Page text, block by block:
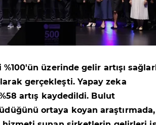
üzerinde gelir artışı
gerçekleşti. Yapay zeka
artış kaydedildi. Bulut
ortaya koyan araştırmada,